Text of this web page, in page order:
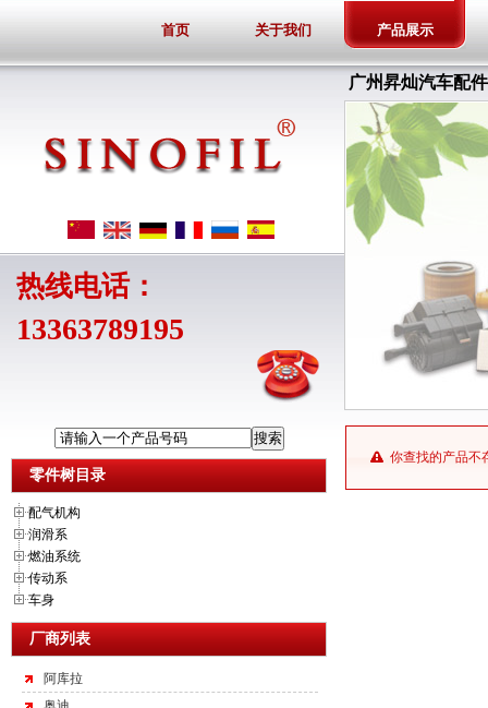
首页 关于我们 产品展示
广州昇灿汽车配
热线电话：
13363789195
你查找的产品不
请输入一个产品号码
零件树目录
配气机构
润滑系
燃油系统
传动系
车身
厂商列表
阿库拉